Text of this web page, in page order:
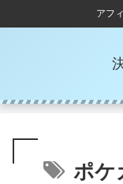
アフ
ポケ